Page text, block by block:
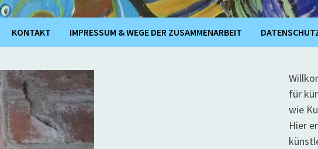
KONTAKT IMPRESSUM & WEGE DER ZUSAMMENARBEIT
für
wie
Hier